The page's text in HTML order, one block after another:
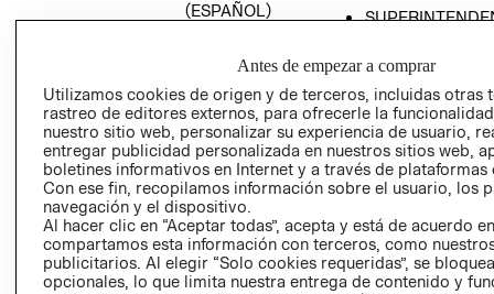
(ESPAÑOL)
TRANSPARENCIA
Y ÉTICA (INGLÉS)
COMERCIO - SIC
PETICIONES
QUEJAS Y
RECLAMOS
Colombia ($)
Antes de empezar a comprar
Utilizamos cookies de origen y de terceros, incluidas otras
rastreo de editores externos, para ofrecerle la
nuestro sitio web, personalizar su experiencia de usuario,
entregar publicidad personalizada en nuestros sitios web,
boletines informativos en Internet y a través de plataformas
Con ese fin, recopilamos información sobre el usuario, los
navegación y el dispositivo.
Al hacer clic en “Aceptar todas”, acepta y está de acuerdo
compartamos esta información con terceros, como
publicitarios. Al elegir “Solo cookies requeridas”, se
opcionales, lo que limita nuestra entrega de contenido y